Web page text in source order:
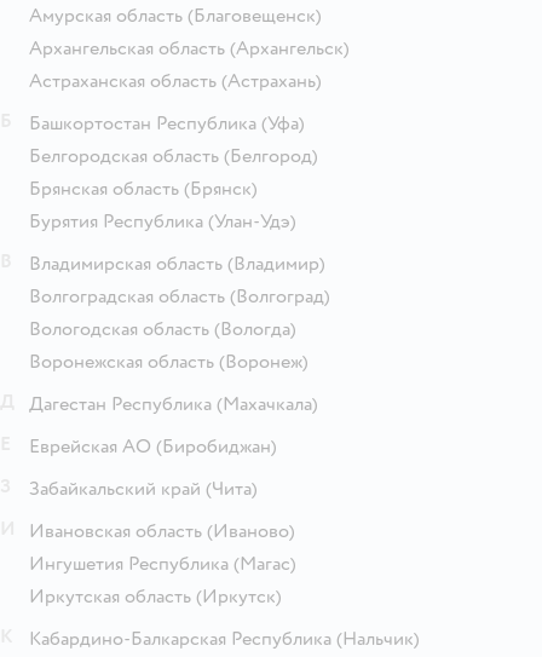
Амурская область (Благовещенск)
Архангельская область (Архангельск)
Астраханская область (Астрахань)
Башкортостан Республика (Уфа)
Белгородская область (Белгород)
Брянская область (Брянск)
Бурятия Республика (Улан-Удэ)
Владимирская область (Владимир)
Волгоградская область (Волгоград)
Вологодская область (Вологда)
Воронежская область (Воронеж)
Дагестан Республика (Махачкала)
Еврейская АО (Биробиджан)
Забайкальский край (Чита)
Ивановская область (Иваново)
Ингушетия Республика (Магас)
Иркутская область (Иркутск)
Кабардино-Балкарская Республика (Нальчик)